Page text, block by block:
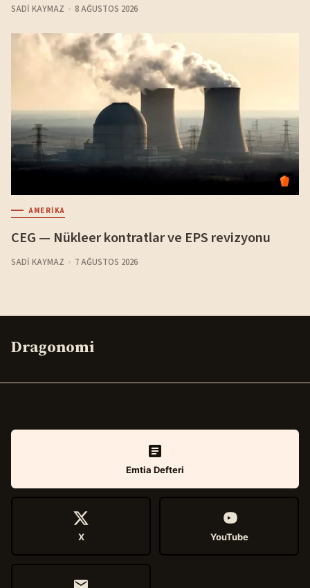
SADI KAYMAZ 8 AĞUSTOS 2026
AMERIKA
CEG — Nükleer kontratlar ve EPS revizyonu
SADI KAYMAZ 7 AĞUSTOS 2026
Dragonomi
Emtia Defteri
X YouTube